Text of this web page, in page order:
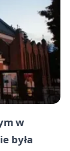
w
była